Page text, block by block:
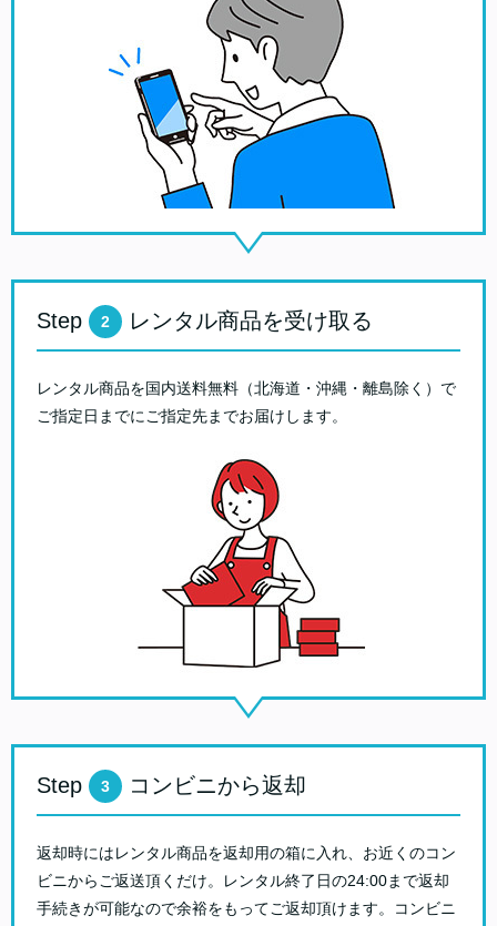
Step 2 レンタル商品を受け取る
レンタル商品を国内送料無料（北海道・沖縄・離島除く）で
ご指定日までにご指定先までお届けします。
Step 3 コンビニから返却
返却時にはレンタル商品を返却用の箱に入れ、お近くのコン
ビニからご返送頂くだけ。レンタル終了日の24:00まで返却
手続きが可能なので余裕をもってご返却頂けます。コンビニ